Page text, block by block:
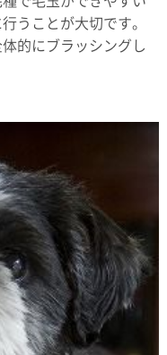
うことが大切です。
的にブラッシングし